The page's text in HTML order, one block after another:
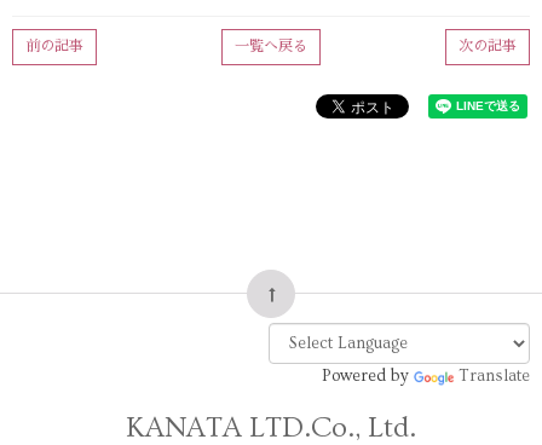
次の記事
一覧へ戻る
前の記事
Powered by Translate
KANATA LTD.Co., Ltd.